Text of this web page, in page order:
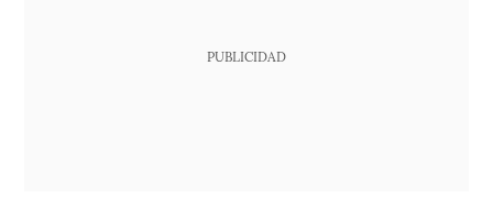
PUBLICIDAD